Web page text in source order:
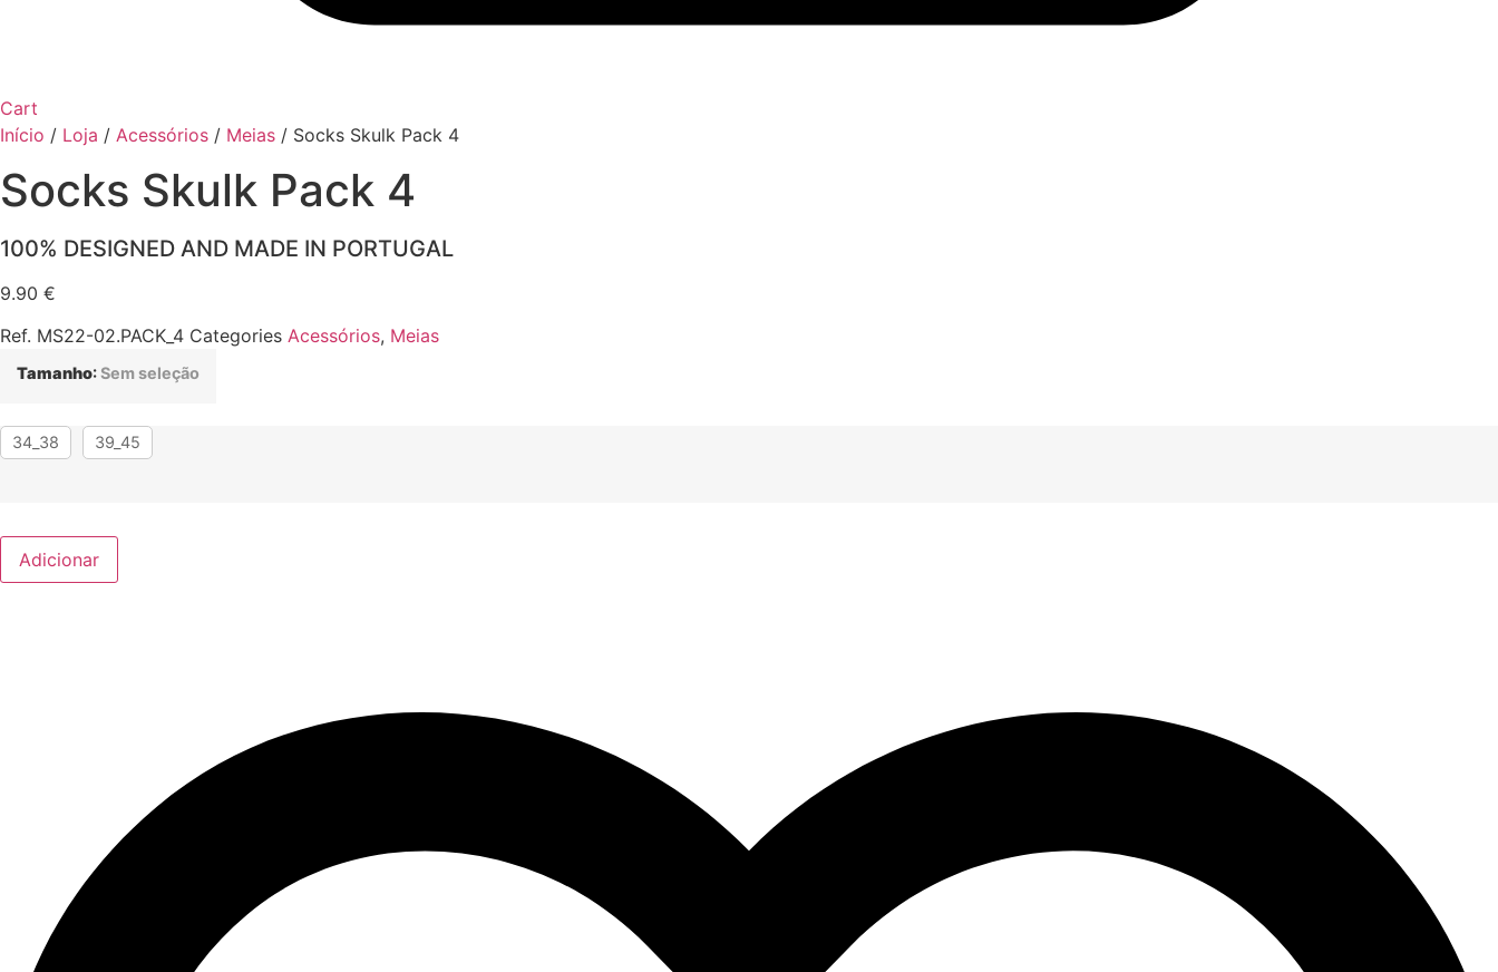
Cart
Início / Loja / Acessórios / Meias / Socks Skulk Pack 4
Socks Skulk Pack 4
100% DESIGNED AND MADE IN PORTUGAL
9.90 €
Ref. MS22-02.PACK_4 Categories Acessórios, Meias
Tamanho:Sem seleção
34_38 39_45
Adicionar